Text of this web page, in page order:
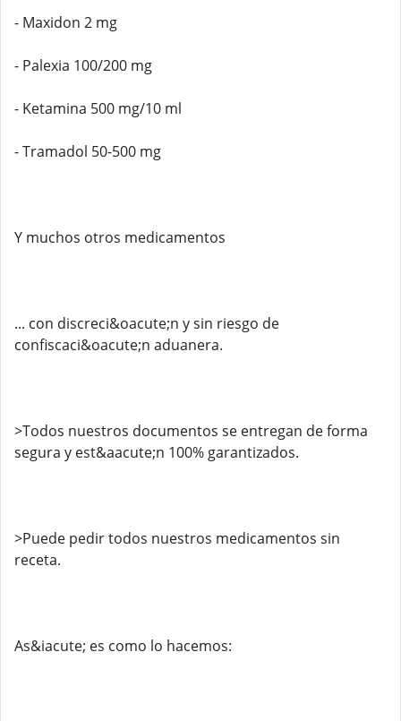
- Maxidon 2 mg
- Palexia 100/200 mg
- Ketamina 500 mg/10 ml
- Tramadol 50-500 mg
Y muchos otros medicamentos
... con discreci&oacute;n y sin riesgo de
confiscaci&oacute;n aduanera.
>Todos nuestros documentos se entregan de forma
segura y est&aacute;n 100% garantizados.
>Puede pedir todos nuestros medicamentos sin
receta.
As&iacute; es como lo hacemos: